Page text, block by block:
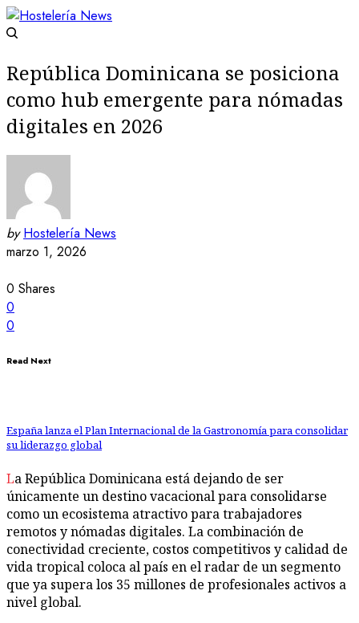
República Dominicana se posiciona
como hub emergente para nómadas
digitales en 2026
by Hostelería News
marzo 1, 2026
0 Shares
0
0
Read Next
España lanza el Plan Internacional de la Gastronomía para consolidar
su liderazgo global
La República Dominicana está dejando de ser
únicamente un destino vacacional para consolidarse
como un ecosistema atractivo para trabajadores
remotos y nómadas digitales. La combinación de
conectividad creciente, costos competitivos y calidad de
vida tropical coloca al país en el radar de un segmento
que ya supera los 35 millones de profesionales activos a
nivel global.